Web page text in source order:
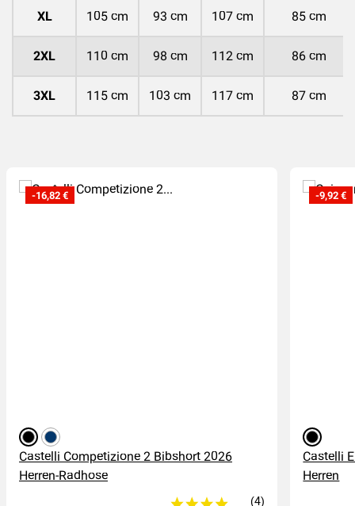
XL 105 cm 93 cm 107 cm 85 cm
2XL 110 cm 98 cm 112 cm 86 cm
3XL 115 cm 103 cm 117 cm 87 cm
schwarzdunkelblau
Castelli Competizione 2 Bibshort 2026
Herren-Radhose
-16,82 €
schwarz
Castelli
Herren
-9,92 €